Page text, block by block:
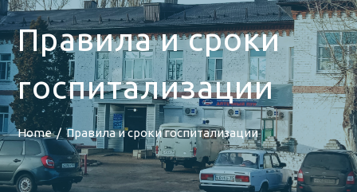
Правила и сроки
госпитализации
Home Правила и сроки госпитализации